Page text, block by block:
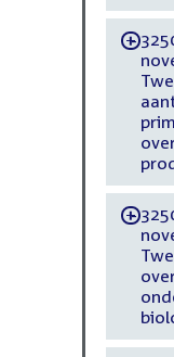
-
-